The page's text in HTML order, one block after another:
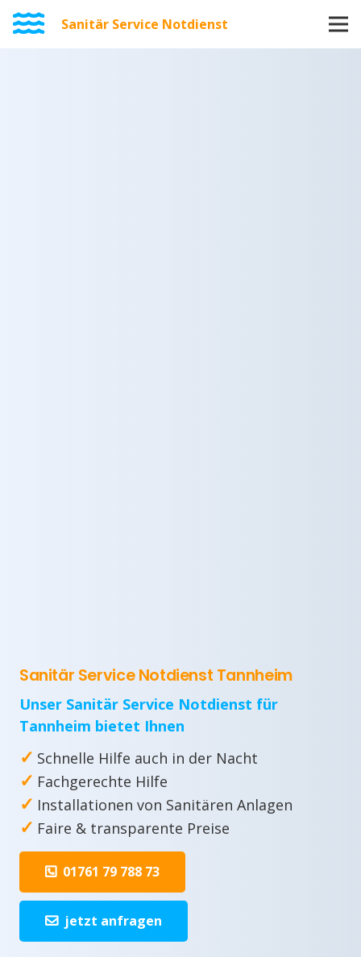
Sanitär Service Notdienst
Sanitär Service Notdienst Tannheim
Unser Sanitär Service Notdienst für
Tannheim bietet Ihnen
✓ Schnelle Hilfe auch in der Nacht
✓ Fachgerechte Hilfe
✓ Installationen von Sanitären Anlagen
✓ Faire & transparente Preise
01761 79 788 73
jetzt anfragen